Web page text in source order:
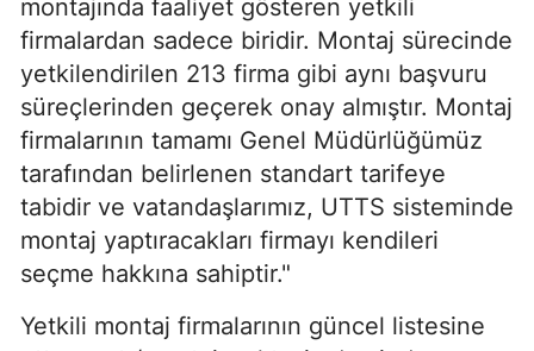
montajında faaliyet gösteren yetkili
firmalardan sadece biridir. Montaj sürecinde
yetkilendirilen 213 firma gibi aynı başvuru
süreçlerinden geçerek onay almıştır. Montaj
firmalarının tamamı Genel Müdürlüğümüz
tarafından belirlenen standart tarifeye
tabidir ve vatandaşlarımız, UTTS sisteminde
montaj yaptıracakları firmayı kendileri
seçme hakkına sahiptir."
Yetkili montaj firmalarının güncel listesine